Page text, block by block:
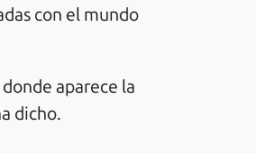
con el mundo
aparece la
dicho.